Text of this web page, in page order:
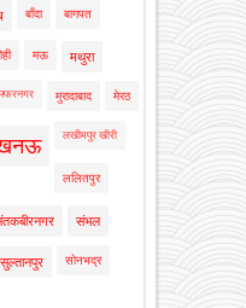
बाँदा बागपत
मऊ मथुरा
मुरादाबाद मेरठ
लखीमपुर खीरी
ललितपुर
संभल
सुल्तानपुर सोनभद्र